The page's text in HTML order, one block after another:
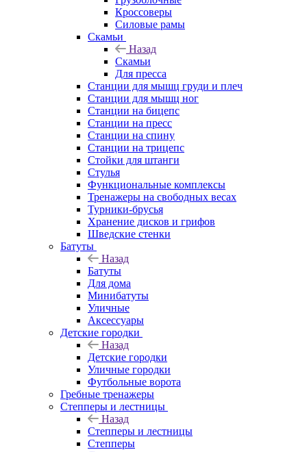
Кроссоверы
Силовые рамы
Скамьи
Назад
Скамьи
Для пресса
Станции для мышц груди и плеч
Станции для мышц ног
Станции на бицепс
Станции на пресс
Станции на спину
Станции на трицепс
Стойки для штанги
Стулья
Функциональные комплексы
Тренажеры на свободных весах
Турники-брусья
Хранение дисков и грифов
Шведские стенки
Батуты
Назад
Батуты
Для дома
Минибатуты
Уличные
Аксессуары
Детские городки
Назад
Детские городки
Уличные городки
Футбольные ворота
Гребные тренажеры
Степперы и лестницы
Назад
Степперы и лестницы
Степперы